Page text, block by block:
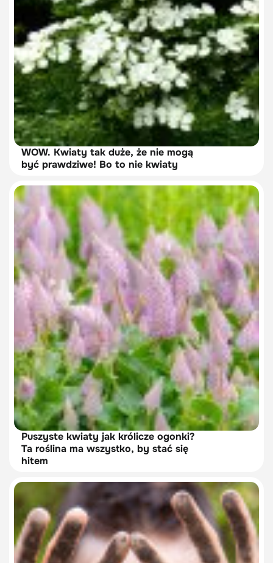
WOW. Kwiaty tak duże, że nie mogą
być prawdziwe! Bo to nie kwiaty
Puszyste kwiaty jak królicze ogonki?
Ta roślina ma wszystko, by stać się
hitem